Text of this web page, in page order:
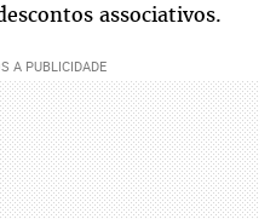
associativos.